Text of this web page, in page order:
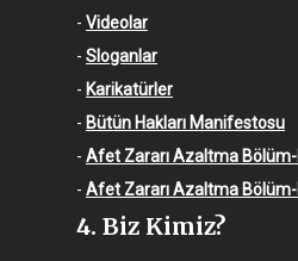
- Videolar
- Sloganlar
- Karikatürler
- Bütün Hakları Manifestosu
- Afet Zararı Azaltma Bölüm-I
- Afet Zararı Azaltma Bölüm-II
4. Biz Kimiz?